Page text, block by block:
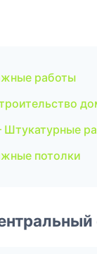
работы
потолки